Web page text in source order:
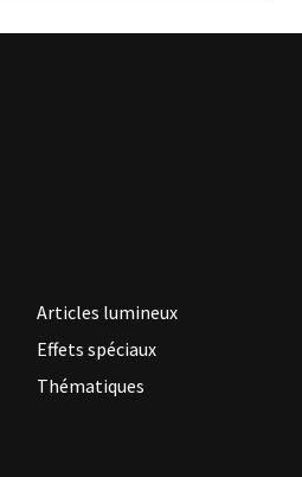
Articles lumineux
Effets spéciaux
Thématiques